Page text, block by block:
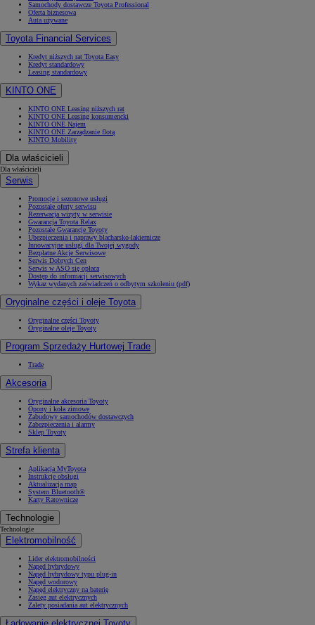
Samochody dostawcze Toyota Professional
Oferta biznesowa
Auta używane
Toyota Financial Services
Kredyt niższych rat Toyota Easy
Kredyt standardowy
Leasing standardowy
KINTO ONE
KINTO ONE Leasing niższych rat
KINTO ONE Leasing konsumencki
KINTO ONE Najem
KINTO ONE Zarządzanie flotą
KINTO Mobility
Dla właścicieli
Dla właścicieli
Serwis
Promocje i sezonowe usługi
Pozostałe oferty serwisu
Rezerwacja wizyty w serwisie
Gwarancja Toyota Relax
Pozostałe Gwarancje Toyoty
Ubezpieczenia i naprawy blacharsko-lakiernicze
Innowacyjne usługi dla Twojej wygody
Bezpłatne Akcje Serwisowe
Serwis Dobrych Cen
Serwis w ASO się opłaca
Dostęp do informacji serwisowych
Wykaz wydanych zaświadczeń o odbytym szkoleniu (pdf)
Oryginalne części i oleje Toyota
Oryginalne części Toyoty
Oryginalne oleje Toyoty
Program Sprzedaży Hurtowej Trade
Trade
Akcesoria
Oryginalne akcesoria Toyoty
Opony i koła zimowe
Zabudowy samochodów dostawczych
Zabezpieczenia i alarmy
Sklep Toyoty
Strefa klienta
Aplikacja MyToyota
Instrukcje obsługi
Aktualizacja map
System Bluetooth®
Karty Ratownicze
Technologie
Technologie
Elektromobilność
Lider elektromobilności
Napęd hybrydowy
Napęd hybrydowy typu plug-in
Napęd wodorowy
Napęd elektryczny na baterię
Zasięg aut elektrycznych
Zalety posiadania aut elektrycznych